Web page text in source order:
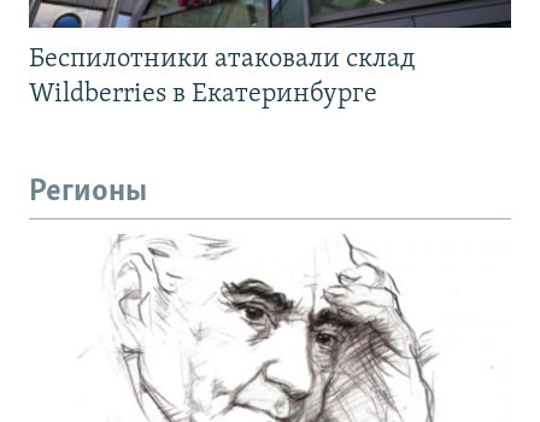
Беспилотники атаковали склад
Wildberries в Екатеринбурге
Регионы